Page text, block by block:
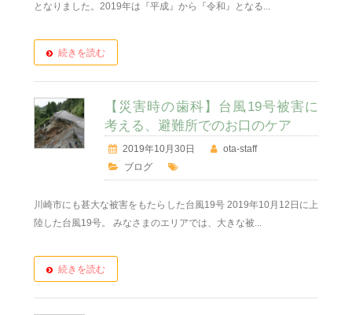
となりました。2019年は『平成』から『令和』となる...
続きを読む
【災害時の歯科】台風19号被害に
考える、避難所でのお口のケア
2019年10月30日
ota-staff
ブログ
川崎市にも甚大な被害をもたらした台風19号 2019年10月12日に上
陸した台風19号。 みなさまのエリアでは、大きな被...
続きを読む